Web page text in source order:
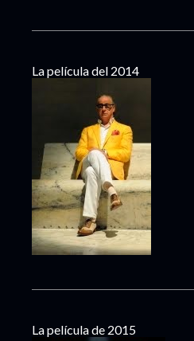
La película del 2014
La película de 2015